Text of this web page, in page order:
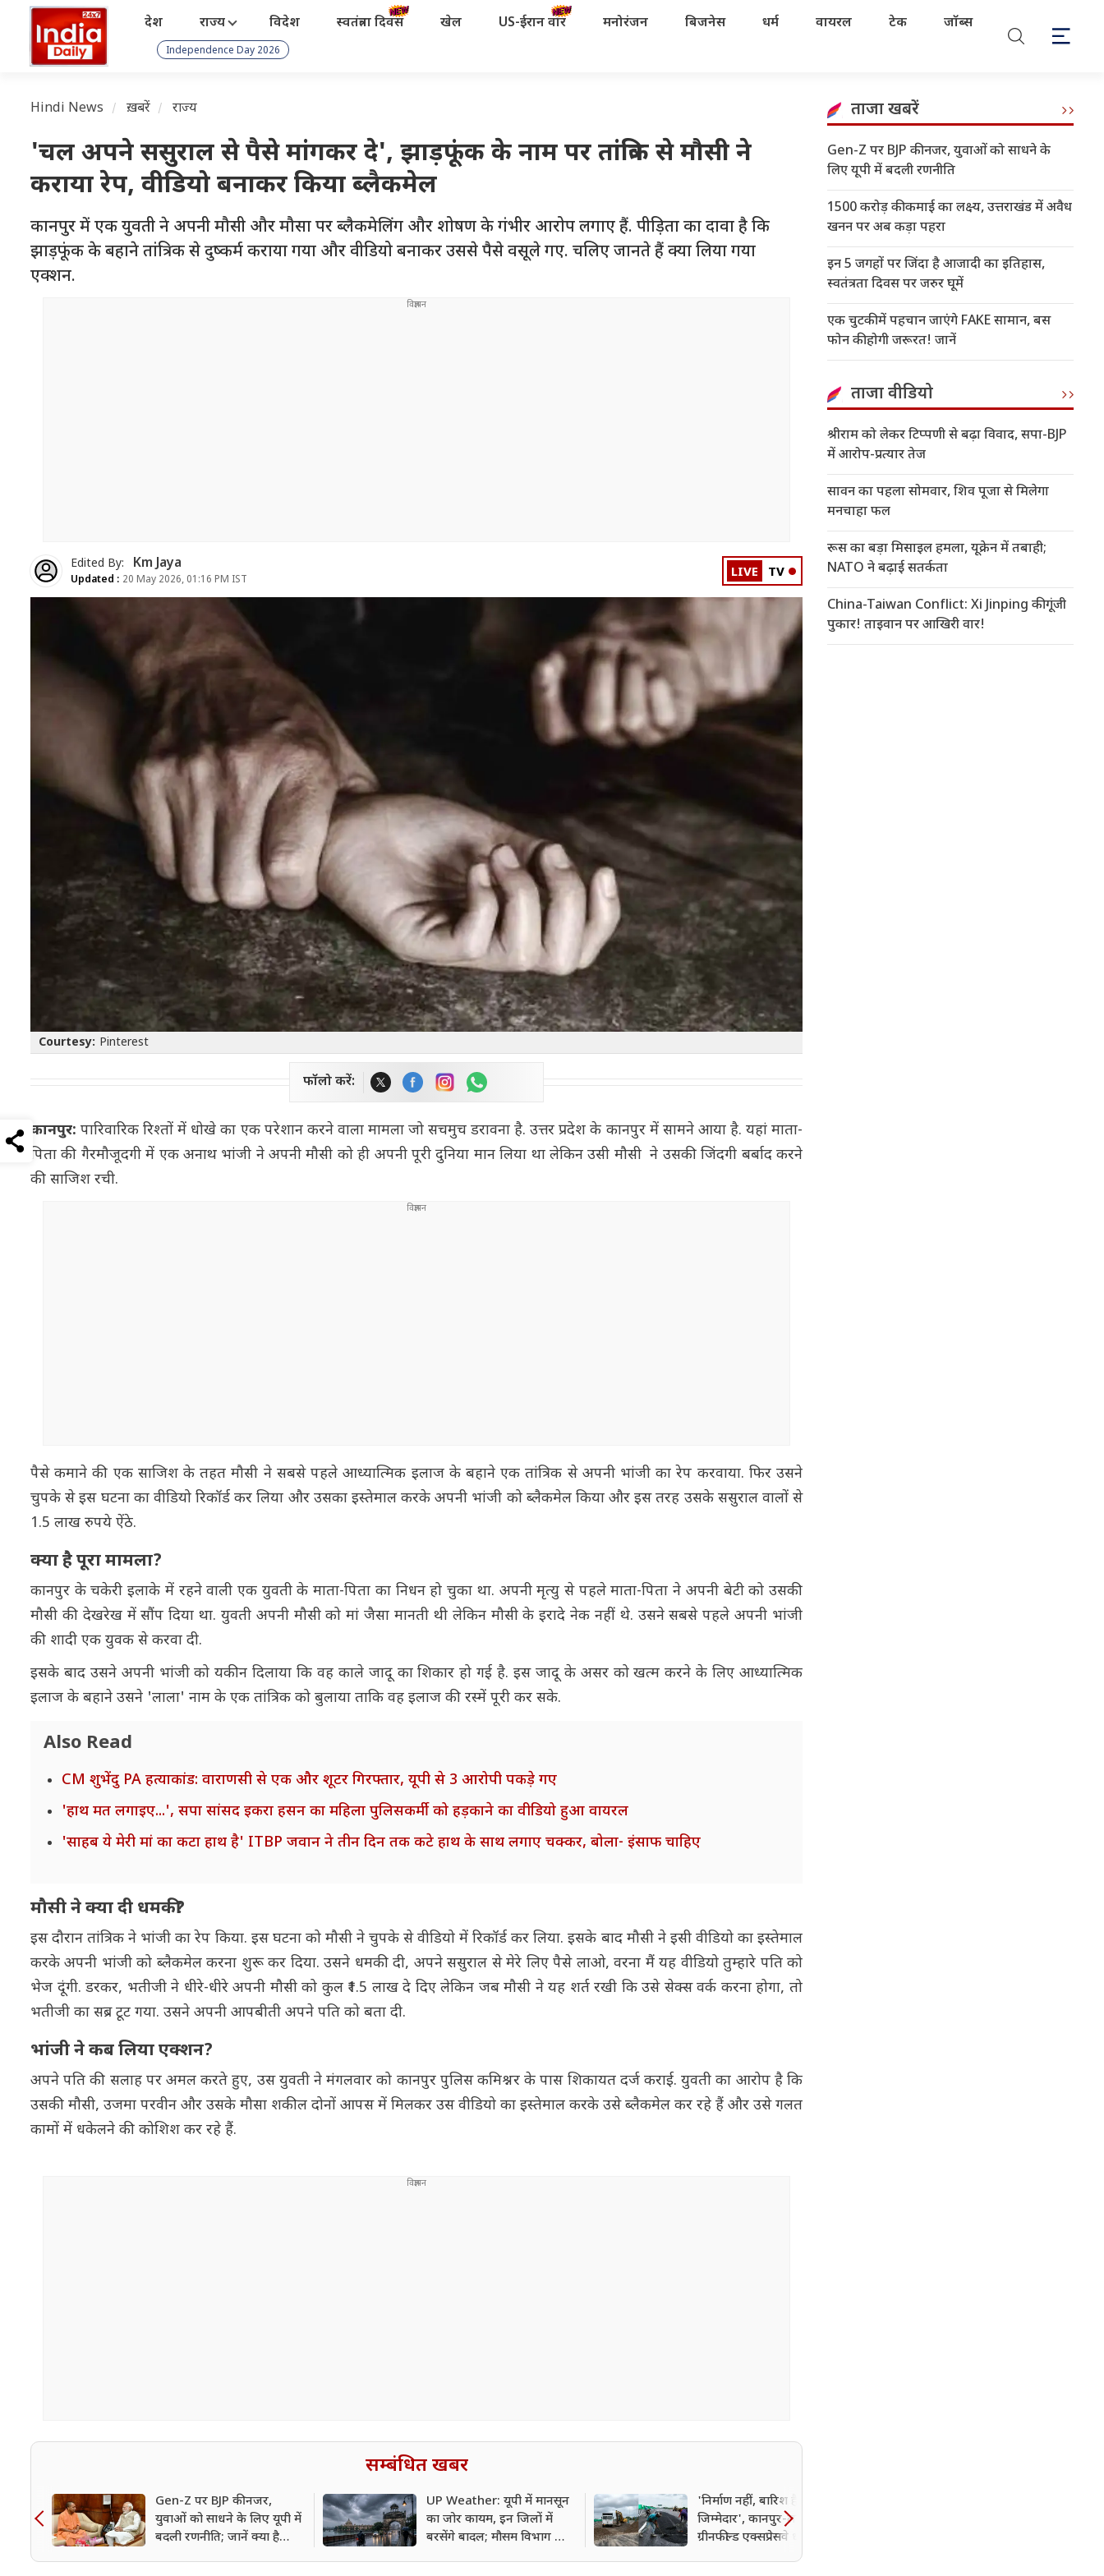
देश राज्य विदेश स्वतंत्रता दिवस खेल US-ईरान वॉर मनोरंजन बिजनेस धर्म वायरल टेक जॉब्स
Independence Day 2026
Hindi News ख़बरें राज्य
'चल अपने ससुराल से पैसे मांगकर दे', झाड़फूंक के नाम पर तांत्रिक से मौसी ने
कराया रेप, वीडियो बनाकर किया ब्लैकमेल
कानपुर में एक युवती ने अपनी मौसी और मौसा पर ब्लैकमेलिंग और शोषण के गंभीर आरोप लगाए हैं. पीड़िता का दावा है कि
झाड़फूंक के बहाने तांत्रिक से दुष्कर्म कराया गया और वीडियो बनाकर उससे पैसे वसूले गए. चलिए जानते हैं क्या लिया गया
एक्शन.
Edited By: Km Jaya
Updated : 20 May 2026, 01:16 PM IST LIVE TV
Courtesy: Pinterest
फॉलो करें:
कानपुर:पारिवारिक रिश्तों में धोखे का एक परेशान करने वाला मामला जो सचमुच डरावना है. उत्तर प्रदेश के कानपुर में सामने आया है. यहां माता-
पिता की गैरमौजूदगी में एक अनाथ भांजी ने अपनी मौसी को ही अपनी पूरी दुनिया मान लिया था लेकिन उसी मौसी ने उसकी जिंदगी बर्बाद करने
की साजिश रची.
पैसे कमाने की एक साजिश के तहत मौसी ने सबसे पहले आध्यात्मिक इलाज के बहाने एक तांत्रिक से अपनी भांजी का रेप करवाया. फिर उसने
चुपके से इस घटना का वीडियो रिकॉर्ड कर लिया और उसका इस्तेमाल करके अपनी भांजी को ब्लैकमेल किया और इस तरह उसके ससुराल वालों से
1.5 लाख रुपये ऐंठे.
क्या है पूरा मामला?
कानपुर के चकेरी इलाके में रहने वाली एक युवती के माता-पिता का निधन हो चुका था. अपनी मृत्यु से पहले माता-पिता ने अपनी बेटी को उसकी
मौसी की देखरेख में सौंप दिया था. युवती अपनी मौसी को मां जैसा मानती थी लेकिन मौसी के इरादे नेक नहीं थे. उसने सबसे पहले अपनी भांजी
की शादी एक युवक से करवा दी.
इसके बाद उसने अपनी भांजी को यकीन दिलाया कि वह काले जादू का शिकार हो गई है. इस जादू के असर को खत्म करने के लिए आध्यात्मिक
इलाज के बहाने उसने 'लाला' नाम के एक तांत्रिक को बुलाया ताकि वह इलाज की रस्में पूरी कर सके.
Also Read
CM शुभेंदु PA हत्याकांड: वाराणसी से एक और शूटर गिरफ्तार, यूपी से 3 आरोपी पकड़े गए
'हाथ मत लगाइए...', सपा सांसद इकरा हसन का महिला पुलिसकर्मी को हड़काने का वीडियो हुआ वायरल
'साहब ये मेरी मां का कटा हाथ है' ITBP जवान ने तीन दिन तक कटे हाथ के साथ लगाए चक्कर, बोला- इंसाफ चाहिए
मौसी ने क्या दी धमकी?
इस दौरान तांत्रिक ने भांजी का रेप किया. इस घटना को मौसी ने चुपके से वीडियो में रिकॉर्ड कर लिया. इसके बाद मौसी ने इसी वीडियो का इस्तेमाल
करके अपनी भांजी को ब्लैकमेल करना शुरू कर दिया. उसने धमकी दी, अपने ससुराल से मेरे लिए पैसे लाओ, वरना मैं यह वीडियो तुम्हारे पति को
भेज दूंगी. डरकर, भतीजी ने धीरे-धीरे अपनी मौसी को कुल ₹1.5 लाख दे दिए लेकिन जब मौसी ने यह शर्त रखी कि उसे सेक्स वर्क करना होगा, तो
भतीजी का सब्र टूट गया. उसने अपनी आपबीती अपने पति को बता दी.
भांजी ने कब लिया एक्शन?
अपने पति की सलाह पर अमल करते हुए, उस युवती ने मंगलवार को कानपुर पुलिस कमिश्नर के पास शिकायत दर्ज कराई. युवती का आरोप है कि
उसकी मौसी, उजमा परवीन और उसके मौसा शकील दोनों आपस में मिलकर उस वीडियो का इस्तेमाल करके उसे ब्लैकमेल कर रहे हैं और उसे गलत
कामों में धकेलने की कोशिश कर रहे हैं.
सम्बंधित खबर
Gen-Z पर BJP की नजर,
युवाओं को साधने के लिए यूपी में
बदली रणनीति; जानें क्या है
UP Weather: यूपी में मानसून
का जोर कायम, इन जिलों में
बरसेंगे बादल; मौसम विभाग का
'निर्माण नहीं, बारिश है
जिम्मेदार', कानपुर-लखनऊ
ग्रीनफील्ड एक्सप्रेसवे धंसने पर
ताजा खबरें
Gen-Z पर BJP की नजर, युवाओं को साधने के
लिए यूपी में बदली रणनीति
1500 करोड़ की कमाई का लक्ष्य, उत्तराखंड में अवैध
खनन पर अब कड़ा पहरा
इन 5 जगहों पर जिंदा है आजादी का इतिहास,
स्वतंत्रता दिवस पर जरुर घूमें
एक चुटकी में पहचान जाएंगे FAKE सामान, बस
फोन की होगी जरूरत! जानें
ताजा वीडियो
श्रीराम को लेकर टिप्पणी से बढ़ा विवाद, सपा-BJP
में आरोप-प्रत्यार तेज
सावन का पहला सोमवार, शिव पूजा से मिलेगा
मनचाहा फल
रूस का बड़ा मिसाइल हमला, यूक्रेन में तबाही;
NATO ने बढ़ाई सतर्कता
China-Taiwan Conflict: Xi Jinping की गूंजी
पुकार! ताइवान पर आखिरी वार!